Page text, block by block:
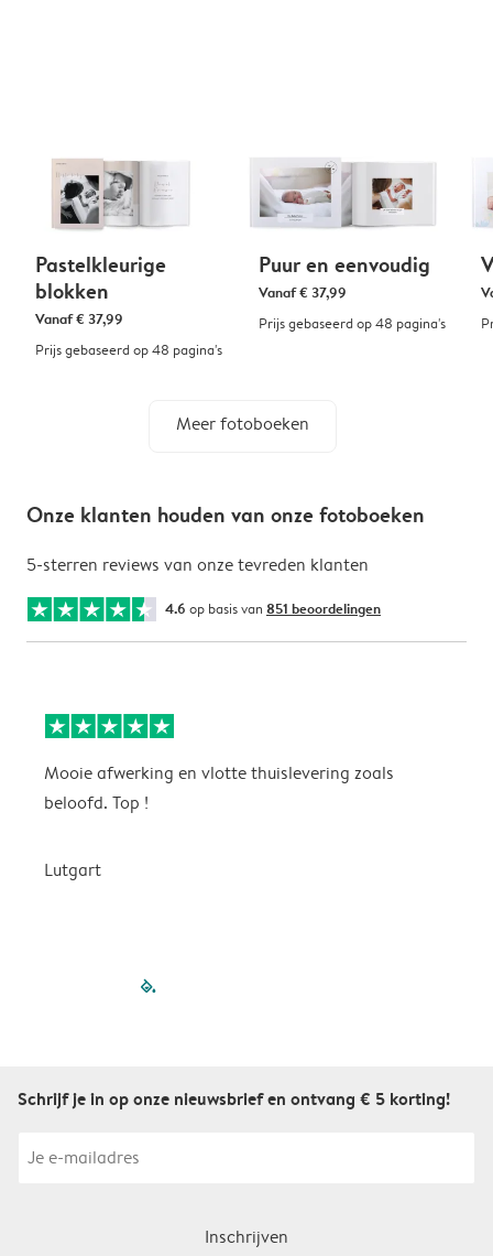
Pastelkleurige
blokken
Vanaf€ 37,99
Prijs gebaseerd op 48 pagina's
Puur en eenvoudig
Vanaf€ 37,99
Prijs gebaseerd op 48 pagina's
Meer fotoboeken
Onze klanten houden van onze fotoboeken
5-sterren reviews van onze tevreden klanten
4.6 op basis van 851 beoordelingen
Mooie afwerking en vlotte thuislevering zoals
beloofd. Top !
Lutgart
filled-pagination
Schrijf je in op onze nieuwsbrief en ontvang € 5 korting!
Inschrijven